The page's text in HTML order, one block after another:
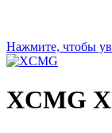
Нажмите, чтобы
XCMG